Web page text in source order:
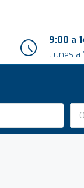
9:00 a
Lunes a